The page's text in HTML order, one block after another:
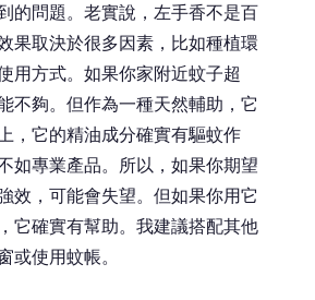
的問題。老實說，左手香不是百
果取決於很多因素，比如種植環
用方式。如果你家附近蚊子超
不夠。但作為一種天然輔助，它
，它的精油成分確實有驅蚊作
如專業產品。所以，如果你期望
效，可能會失望。但如果你用它
它確實有幫助。我建議搭配其他
或使用蚊帳。